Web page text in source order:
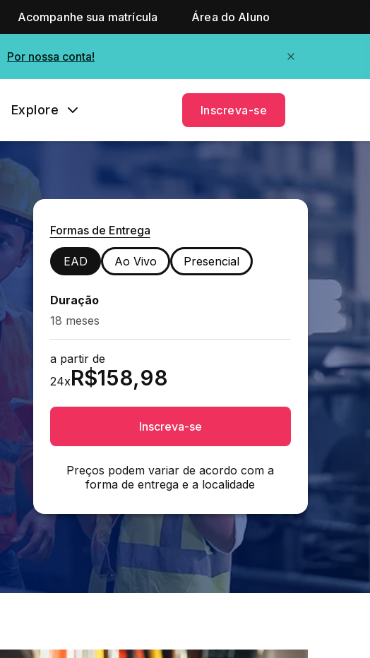
Acompanhe sua matrícula Área do Aluno
Por nossa conta!
Explore Inscreva-se
Formas de Entrega
EAD Ao Vivo Presencial
Duração
18 meses
a partir de
24xR$158,98
Inscreva-se
Preços podem variar de acordo com a
forma de entrega e a localidade